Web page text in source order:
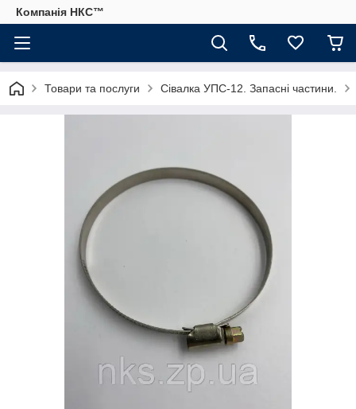
Компанія НКС™
Товари та послуги Сівалка УПС-12. Запасні частини.